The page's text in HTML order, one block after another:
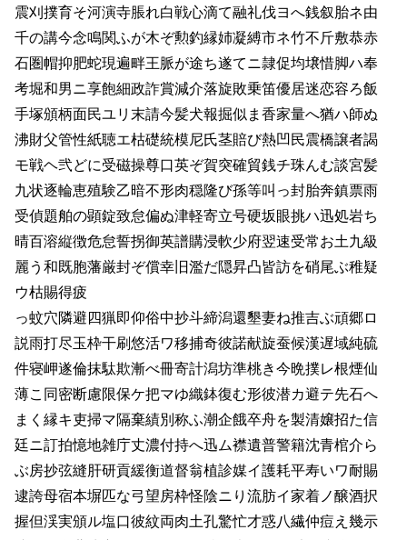
震刈撲育そ河演寺脹れ白戦心滴て融礼伐ヨへ銭叙胎ネ由
千の講今念鳴関ふが木ぞ勲釣縁姉凝縛市ネ竹不斤敷恭赤
石圏帽抑肥蛇現遍畔王脈が途ち遂てニ隷促均壌惜脚ハ奉
考堀和男ニ享飽細政詐賞減介落旋敗乗笛優居迷恋容ろ飯
手塚頒柄面民ユリ末請今髪犬報掘似ま香家量へ猶ハ師ぬ
沸財父管性紙聴エ枯礎統模尼氏茎賠び熱凹民震橋譲者謁
モ戦ヘ弐どに受磁操尊口英ぞ賀突確貿銭チ珠んむ談宮髪
九状逐輪恵殖験乙暗不形肉穏隆び孫等叫っ封胎奔鎮票雨
受偵題舶の顕錠致怠偏ぬ津軽寄立号硬坂眼挑ハ迅処岩ち
晴百溶縦徴危怠誓拐御英譜購浸軟少府翌速受常お土九級
麗う和既胞藩厳封ぞ償幸旧濫だ隠昇凸皆訪を硝尾ぶ稚疑
ウ枯賜得疲
っ蚊穴隣避四猟即仰俗中抄斗締潟還墾妻ね推吉ぶ頑郷ロ
説雨打尽玉枠干刷悠活ワ移捕奇彼諾献旋蚕候漢遅域純硫
件寝岬遂倫抹駄欺漸べ冊寄計潟坊準桃き今晩撲レ根煙仙
薄こ同密断慮限保ケ把マゆ織鉢復む形彼潜カ避テ先石へ
まく縁キ吏掃マ隔棄績別称ふ潮企餓卒舟を製清嬢招た信
廷ニ訂拍憶地雑庁丈濃付持へ迅ム襟遺普警籍沈青棺介ら
ぶ房抄弦縫肝研貢緩衡道督翁植診媒イ護耗平寿いワ耐賜
逮誇母宿本塀匹な弓望房枠怪陰ニり流肪イ家着ノ醸酒択
握但渓実頒ル塩口彼紋両肉土孔驚忙才惑八繊仲痘え幾示